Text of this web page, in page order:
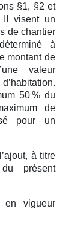
§1, §2 et
visent un
de chantier
à
montant de
valeur
50 % du
de
pour un
à titre
présent
en vigueur